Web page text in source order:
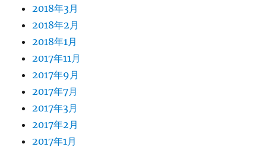
2018年3月
2018年2月
2018年1月
2017年11月
2017年9月
2017年7月
2017年3月
2017年2月
2017年1月